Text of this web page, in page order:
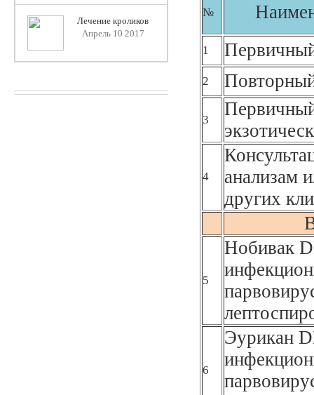
Лечение кроликов
Апрель 10 2017
№
1
2
3
4
анализам
других
5
Нобивак
6
Эурикан